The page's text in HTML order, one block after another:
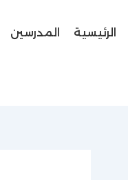
الرئيسية المدرسين